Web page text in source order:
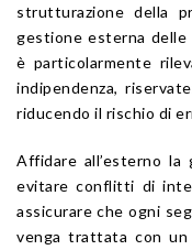
strutturazione della
gestione esterna delle
è particolarmente
indipendenza,
riducendo il rischio di
Affidare all’esterno la
evitare conflitti di
assicurare che ogni
venga trattata con